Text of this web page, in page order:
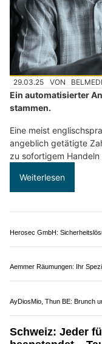
Entdecken Sie das besondere
Auto Stettler AG: Garage bei
RKZ Spiez:
Schweiz:
Polizei warnt vor